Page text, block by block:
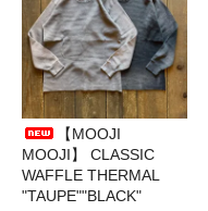
【MOOJI
MOOJI】 CLASSIC
WAFFLE THERMAL
"TAUPE""BLACK"